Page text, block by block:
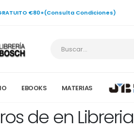
€80+(Consulta Condiciones)
EBOOKS MATERIAS
de en